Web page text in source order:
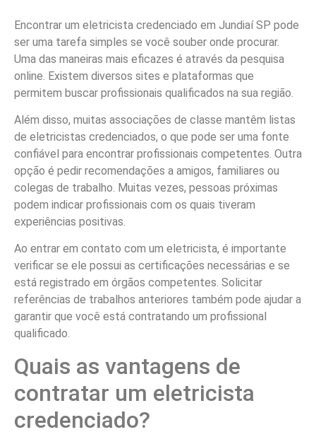
Encontrar um eletricista credenciado em Jundiaí SP pode
ser uma tarefa simples se você souber onde procurar.
Uma das maneiras mais eficazes é através da pesquisa
online. Existem diversos sites e plataformas que
permitem buscar profissionais qualificados na sua região.
Além disso, muitas associações de classe mantêm listas
de eletricistas credenciados, o que pode ser uma fonte
confiável para encontrar profissionais competentes. Outra
opção é pedir recomendações a amigos, familiares ou
colegas de trabalho. Muitas vezes, pessoas próximas
podem indicar profissionais com os quais tiveram
experiências positivas.
Ao entrar em contato com um eletricista, é importante
verificar se ele possui as certificações necessárias e se
está registrado em órgãos competentes. Solicitar
referências de trabalhos anteriores também pode ajudar a
garantir que você está contratando um profissional
qualificado.
Quais as vantagens de
contratar um eletricista
credenciado?